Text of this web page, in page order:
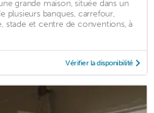
grande maison, située dans un
plusieurs banques, carrefour,
stade et centre de conventions, à
Vérifier la disponibilité